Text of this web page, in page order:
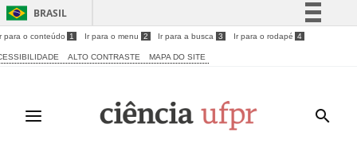
BRASIL
Simplifique!
Acesso à informação
Legislação
para o conteúdo 1 Ir para o menu 2 Ir para a busca 3 Ir para o rodapé 4
ALTO CONTRASTE MAPA DO SITE